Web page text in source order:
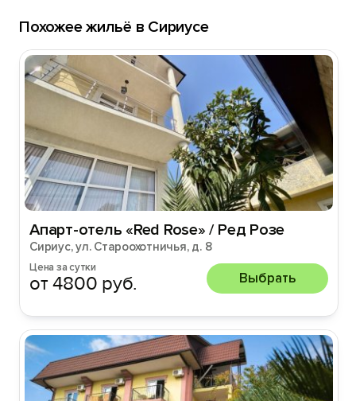
Похожее жильё в Сириусе
Апарт-отель «Red Rose» / Ред Розе
Сириус, ул. Староохотничья, д. 8
Цена за сутки
от 4800 руб. Выбрать